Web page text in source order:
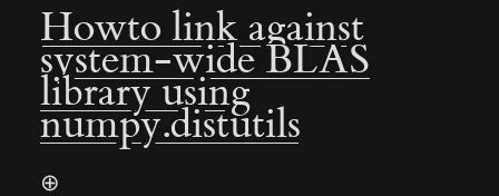
Howto link against
system-wide BLAS
library using
numpy.distutils
⊕